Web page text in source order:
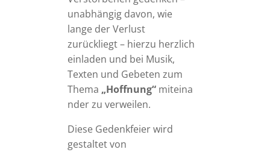
unabhängig davon, wie
lange der Verlust
zurückliegt – hierzu herzlich
einladen und bei Musik,
Texten und Gebeten zum
Thema „Hoffnung“ miteina
nder zu verweilen.
Diese Gedenkfeier wird
gestaltet von